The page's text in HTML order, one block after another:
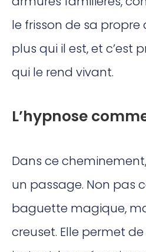
le frisson de sa propre
plus qui il est, et c’est
qui le rend vivant.
L’hypnose
Dans ce
un passage. Non pas
baguette magique,
creuset. Elle permet